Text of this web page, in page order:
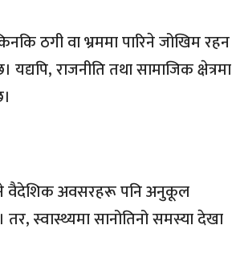
ठगी वा भ्रममा पारिने जोखिम रहन
राजनीति तथा सामाजिक क्षेत्रमा
भने वैदेशिक अवसरहरू पनि अनुकूल
स्वास्थ्यमा सानोतिनो समस्या देखा